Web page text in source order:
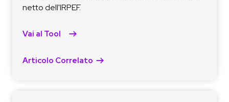
netto dell'IRPEF.
Vai al Tool
Articolo Correlato